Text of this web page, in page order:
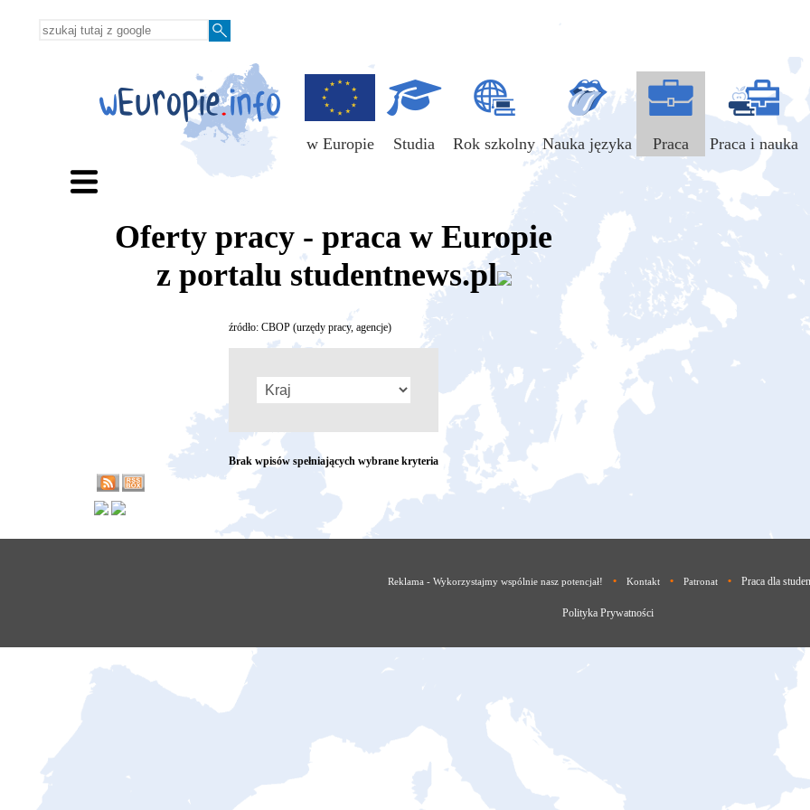
w Europie Studia Rok szkolny Nauka języka Praca Praca i nauka
Oferty pracy - praca w Europie
z portalu studentnews.pl
źródło: CBOP (urzędy pracy, agencje)
Brak wpisów spełniających wybrane kryteria
Reklama - Wykorzystajmy wspólnie nasz potencjał! • Kontakt • Patronat • Praca dla
Polityka Prywatności